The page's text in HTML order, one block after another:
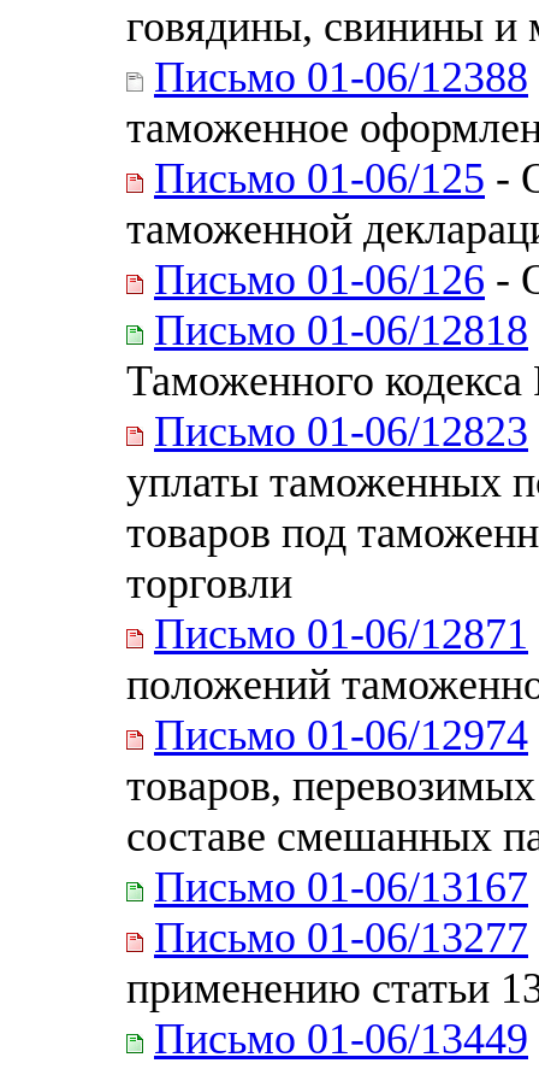
говядины, свинины
Письмо 01-06/12388
таможенное
Письмо 01-06/125 -
таможенной
Письмо 01-06/126 -
Письмо 01-06/12818
Таможенного
Письмо 01-06/12823
уплаты таможенных
товаров под
торговли
Письмо 01-06/12871
положений
Письмо 01-06/12974
товаров,
составе смешанных
Письмо 01-06/13167
Письмо 01-06/13277
применению статьи
Письмо 01-06/13449